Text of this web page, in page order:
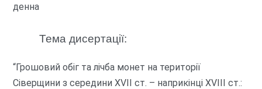
денна
Тема дисертації:
“Грошовий обіг та лічба монет на території
Сіверщини з середини XVII ст. – наприкінці XVIII ст.: